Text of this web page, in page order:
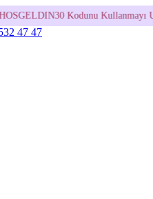
Kullanmayı Unutma! (Parfüm ve
47 47